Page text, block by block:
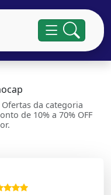
da categoria
de 10% a 70% OFF